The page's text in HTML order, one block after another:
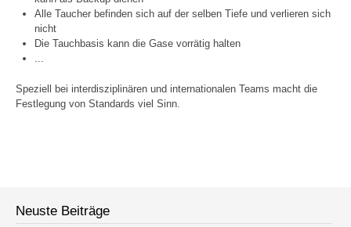
Alle Taucher befinden sich auf der selben Tiefe und verlieren sich
nicht
Die Tauchbasis kann die Gase vorrätig halten
...
Speziell bei interdisziplinären und internationalen Teams macht die
Festlegung von Standards viel Sinn.
Neuste Beiträge